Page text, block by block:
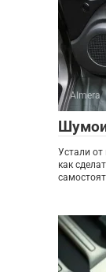
Almera
Устали от
как